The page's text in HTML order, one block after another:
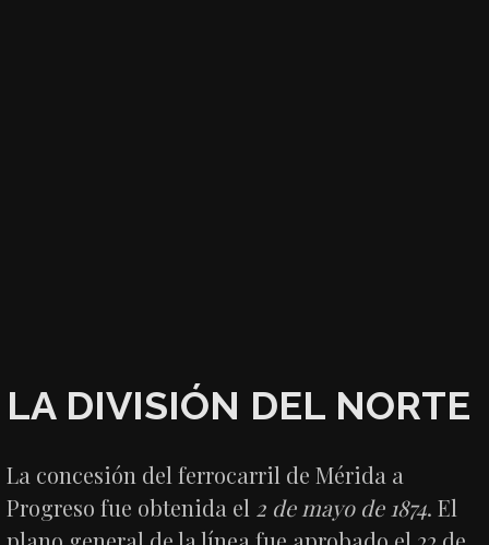
LA DIVISIÓN DEL NORTE
La concesión del ferrocarril de Mérida a
Progreso fue obtenida el 2 de mayo de 1874. El